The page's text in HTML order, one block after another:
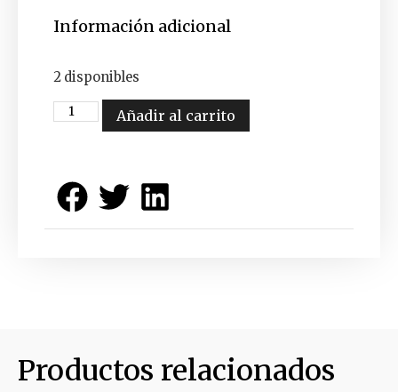
Información adicional
2 disponibles
Añadir al carrito
Productos relacionados